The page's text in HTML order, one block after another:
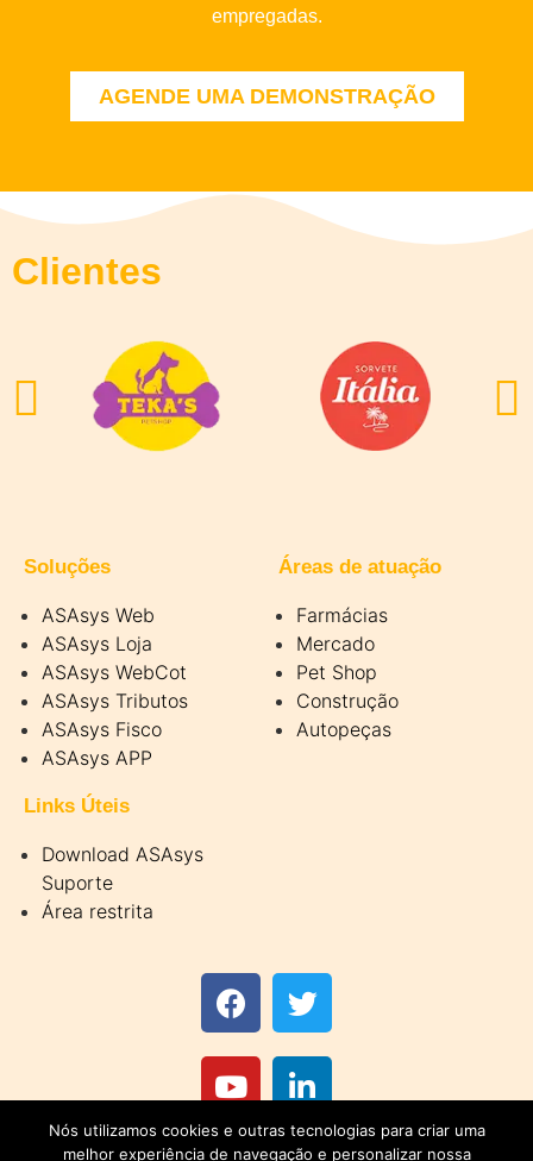
empregadas.
AGENDE UMA DEMONSTRAÇÃO
Clientes
Soluções
ASAsys Web
ASAsys Loja
ASAsys WebCot
ASAsys Tributos
ASAsys Fisco
ASAsys APP
Áreas de atuação
Farmácias
Mercado
Pet Shop
Construção
Autopeças
Links Úteis
Download ASAsys
Suporte
Área restrita
Nós utilizamos cookies e outras tecnologias para criar uma
melhor experiência de navegação e personalizar nossa